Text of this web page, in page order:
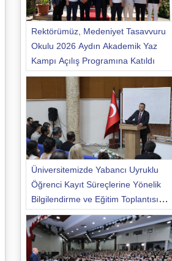
Rektörümüz, Medeniyet Tasavvuru
Okulu 2026 Aydın Akademik Yaz
Kampı Açılış Programına Katıldı
Üniversitemizde Yabancı Uyruklu
Öğrenci Kayıt Süreçlerine Yönelik
Bilgilendirme ve Eğitim Toplantısı
Düzenlendi